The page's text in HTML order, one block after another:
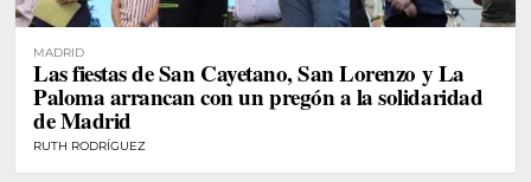
MADRID
Las fiestas de San Cayetano, San Lorenzo y La
Paloma arrancan con un pregón a la solidaridad
de Madrid
RUTH RODRÍGUEZ